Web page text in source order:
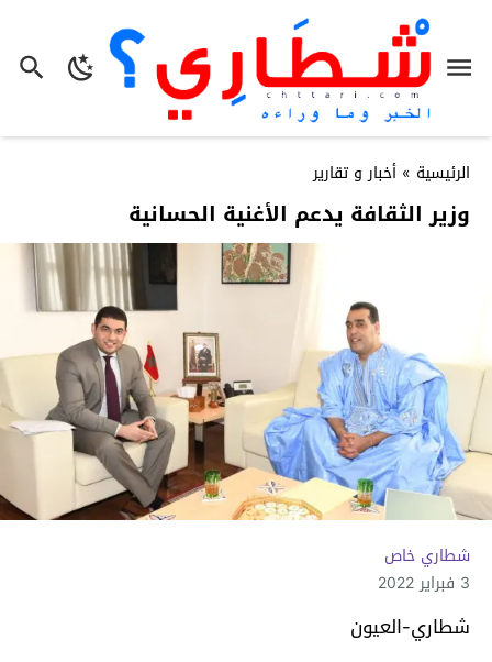
الرئيسية » أخبار و تقارير
وزير الثقافة يدعم الأغنية الحسانية
شطاري خاص
3 فبراير 2022
شطاري-العيون